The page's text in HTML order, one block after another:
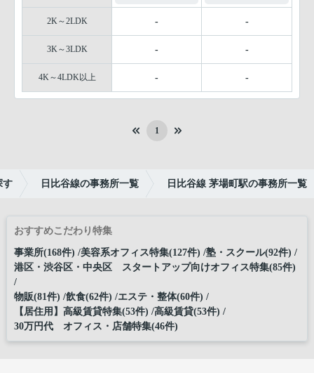
2K～2LDK - -
3K～3LDK - -
4K～4LDK以上 - -
1
す 日比谷線の事務所一覧 日比谷線 茅場町駅の事務所一覧
おすすめこだわり特集
事業所(168件) 美容系オフィス特集(127件) 塾・スクール(92件)
港区・渋谷区・中央区 スタートアップ向けオフィス特集(85件)
物販(81件) 飲食(62件) エステ・整体(60件)
【居住用】高級賃貸特集(53件) 高級賃貸(53件)
30万円代 オフィス・店舗特集(46件)